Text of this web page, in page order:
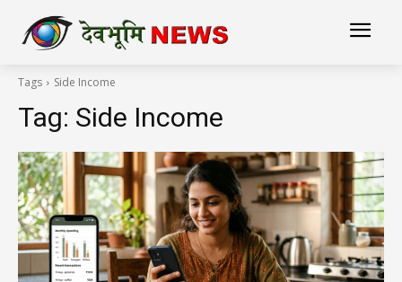
Tags Side Income
Tag: Side Income